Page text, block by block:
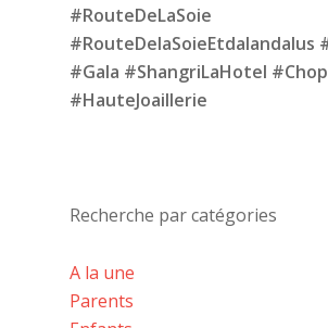
#RouteDeLaSoie
#RouteDelaSoieEtdalandalus
#Gala #ShangriLaHotel
#HauteJoaillerie
Recherche par catégories
A la une
Parents